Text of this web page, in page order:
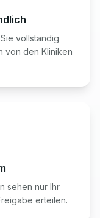
vollständig
von den Kliniken
sehen nur Ihr
erteilen.